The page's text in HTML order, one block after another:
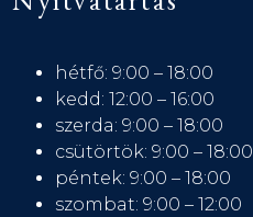
hétfő: 9:00 – 18:00
kedd: 12:00 – 16:00
szerda: 9:00 – 18:00
csütörtök: 9:00 – 18:00
péntek: 9:00 – 18:00
szombat: 9:00 – 12:00